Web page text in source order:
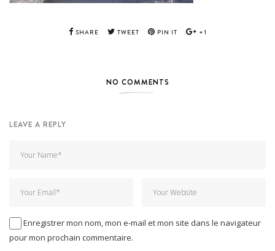
SHARE TWEET PIN IT +1
NO COMMENTS
LEAVE A REPLY
Enregistrer mon nom, mon e-mail et mon site dans le navigateur
pour mon prochain commentaire.